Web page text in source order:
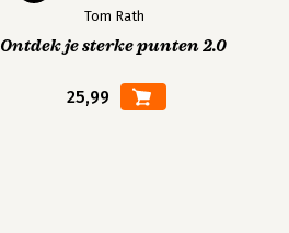
Tom Rath
Ontdek je sterke punten 2.0
25,99